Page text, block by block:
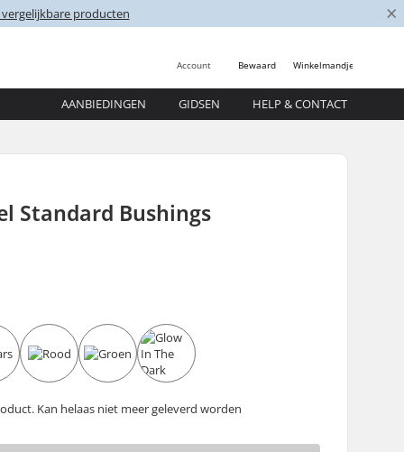
producten ×
Winkelmandje
Bewaard
Account
AANBIEDINGEN GIDSEN HELP & CONTACT
Standard Bushings
Kan helaas niet meer geleverd worden